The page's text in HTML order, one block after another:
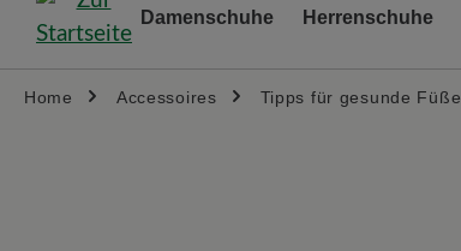
Damenschuhe Herrenschuhe
Home Accessoires Tipps für gesunde Füße